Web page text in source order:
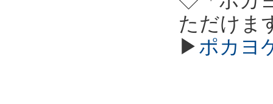
ただけま
▶ポカヨ